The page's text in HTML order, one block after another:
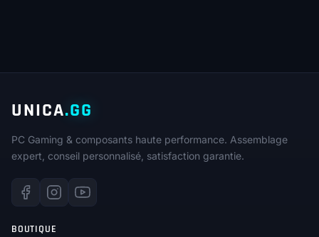
UNICA.GG
PC Gaming & composants haute performance. Assemblage
expert, conseil personnalisé, satisfaction garantie.
BOUTIQUE